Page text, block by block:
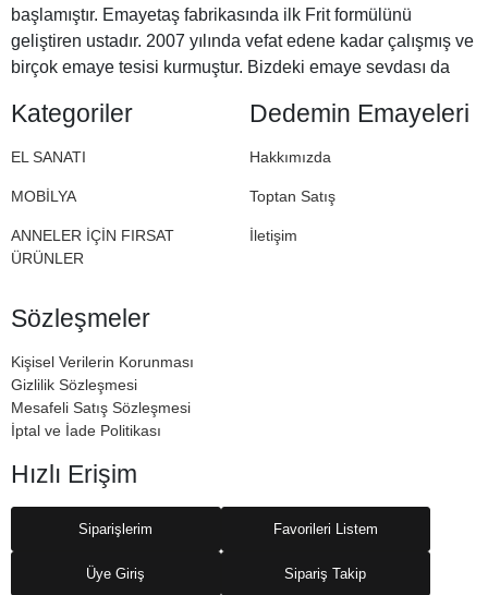
başlamıştır. Emayetaş fabrikasında ilk Frit formülünü
geliştiren ustadır. 2007 yılında vefat edene kadar çalışmış ve
birçok emaye tesisi kurmuştur. Bizdeki emaye sevdası da
Emayeleri
Kategoriler
EL SANATI
MOBİLYA
ANNELER İÇİN FIRSAT
ÜRÜNLER
Dedemin Emayeleri
Hakkımızda
Toptan Satış
İletişim
Sözleşmeler
Kişisel Verilerin Korunması
Gizlilik Sözleşmesi
Mesafeli Satış Sözleşmesi
İptal ve İade Politikası
Hızlı Erişim
Siparişlerim Favorileri Listem
Üye Giriş Sipariş Takip